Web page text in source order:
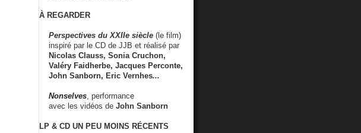
À REGARDER
Perspectives du XXIIe siècle (le film)
inspiré par le CD de JJB et réalisé par
Nicolas Clauss, Sonia Cruchon,
Valéry Faidherbe, Jacques Perconte,
John Sanborn, Eric Vernhes...
Nonselves , performance
avec les vidéos de John Sanborn
LP & CD UN PEU MOINS RÉCENTS